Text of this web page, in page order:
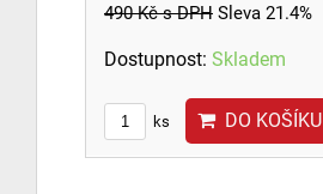
490 Kčs DPH Sleva 21.4%
Dostupnost: Skladem
ks DO KOŠÍKU